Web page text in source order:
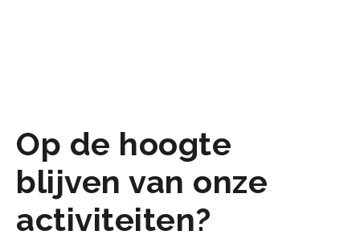
Op de hoogte
blijven van onze
activiteiten?